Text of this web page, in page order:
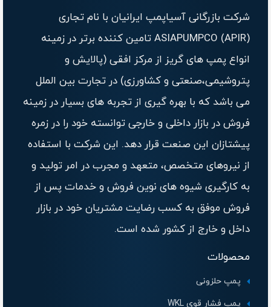
شرکت بازرگانی آسیاپمپ ایرانیان با نام تجاری
(ASIAPUMPCO (APIR تامین کننده برتر در زمینه
انواع پمپ های گریز از مرکز افقی (پالایش و
پتروشیمی،صنعتی و کشاورزی) در تجارت بین الملل
می باشد که با بهره گیری از تجربه های بسیار در زمینه
فروش در بازار داخلی و خارجی توانسته خود را در زمره
پیشتازان این صنعت قرار دهد. این شرکت با استفاده
از نیروهای متخصص، متعهد و مجرب در امر تولید و
به کارگیری شیوه های نوین فروش و خدمات پس از
فروش موفق به کسب رضایت مشتریان خود در بازار
داخل و خارج از کشور شده است.
محصولات
پمپ حلزونی
پمپ فشار قوی WKL